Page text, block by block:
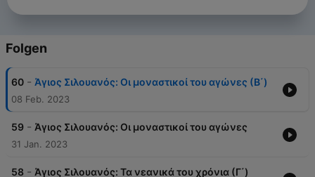
Folgen
60 - Άγιος Σιλουανός: Οι μοναστικοί του αγώνες (Β΄)
08 Feb. 2023
59 - Άγιος Σιλουανός: Οι μοναστικοί του αγώνες
31 Jan. 2023
58 - Άγιος Σιλουανός: Τα νεανικά του χρόνια (Γ΄)